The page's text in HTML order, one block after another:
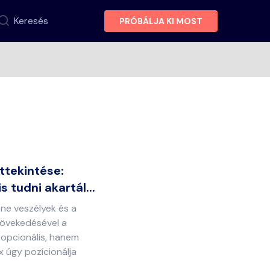
Keresés PRÓBÁLJA KI MOST
tudni akartál...
veszélyek és a
a
hanem
úgy pozícionálja